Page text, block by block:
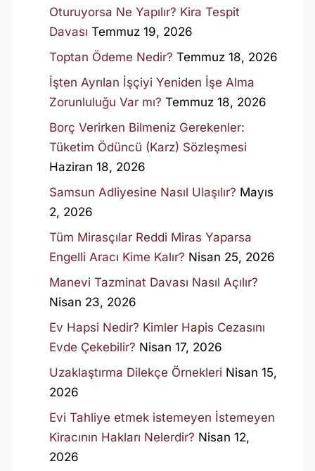
Oturuyorsa Ne Yapılır? Kira Tespit
Davası Temmuz 19, 2026
Toptan Ödeme Nedir? Temmuz 18, 2026
İşten Ayrılan İşçiyi Yeniden İşe Alma
Zorunluluğu Var mı? Temmuz 18, 2026
Borç Verirken Bilmeniz Gerekenler:
Tüketim Ödüncü (Karz) Sözleşmesi
Haziran 18, 2026
Samsun Adliyesine Nasıl Ulaşılır? Mayıs
2, 2026
Tüm Mirasçılar Reddi Miras Yaparsa
Engelli Aracı Kime Kalır? Nisan 25, 2026
Manevi Tazminat Davası Nasıl Açılır?
Nisan 23, 2026
Ev Hapsi Nedir? Kimler Hapis Cezasını
Evde Çekebilir? Nisan 17, 2026
Uzaklaştırma Dilekçe Örnekleri Nisan 15,
2026
Evi Tahliye etmek istemeyen İstemeyen
Kiracının Hakları Nelerdir? Nisan 12,
2026